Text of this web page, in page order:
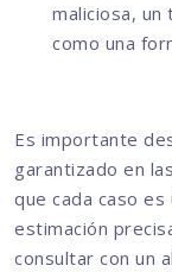
maliciosa,
como una
Es importante
garantizado en
que cada caso
estimación
consultar con un